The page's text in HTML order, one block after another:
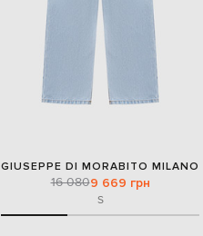
GIUSEPPE DI MORABITO MILANO
16 0809 669 грн
S